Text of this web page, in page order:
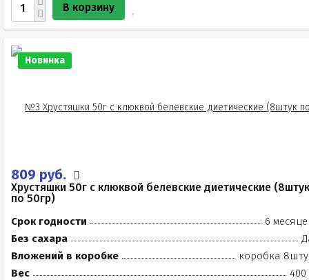
В корзину
Новинка
809 руб.
Хрустяшки 50г с клюквой белевские диетические (8штук
по 50гр)
Срок годности
6
Без сахара
Вложений в коробке
коробка
Вес
400